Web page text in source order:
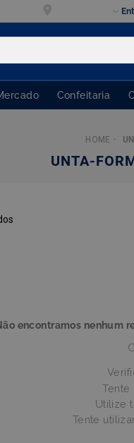
Confeitaria
UNTA-
encontramos nenhum
Tente
Utilize
Tente